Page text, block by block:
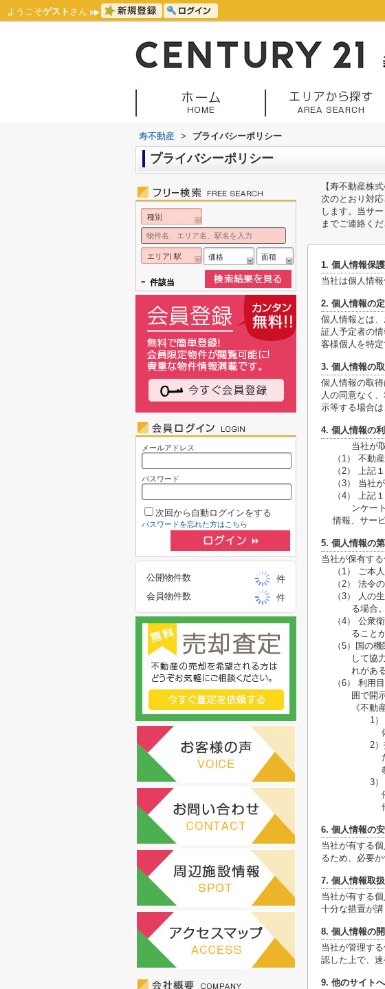
ようこそゲスト さん
寿不動産 > プライバシーポリシー
プライバシーポリシー
【寿不動産株
次のとおり対
します。当サ
までご連絡くだ
1. 個人情報保
当社は個人情
2. 個人情報の
個人情報とは
証人予定者の
客様個人を特定
3. 個人情報の
個人情報の取
人の同意なく
示等する場合
4. 個人情報の
当社が
（1） 不動
（2） 上記
（3） 当社
（4） 上記
ンケー
情報、サー
5. 個人情報の
当社が保有す
（1） ご本
（2） 法令
（3） 人の
る場合。
（4） 公衆
ること
（5）国の
して協
れがあ
（6） 利用
囲で開
《不動
1
2
3
6. 個人情報の
当社が有する
るため、必要
7. 個人情報取
当社が有する
十分な措置が
8. 個人情報の
当社が管理す
認した上で、
9. 他のサイト
種別
エリア| 駅 価格 面積
- 件該当
メールアドレス
パスワード
次回から自動ログインをする
パスワードを忘れた方はこちら
公開物件数
件
会員物件数
件